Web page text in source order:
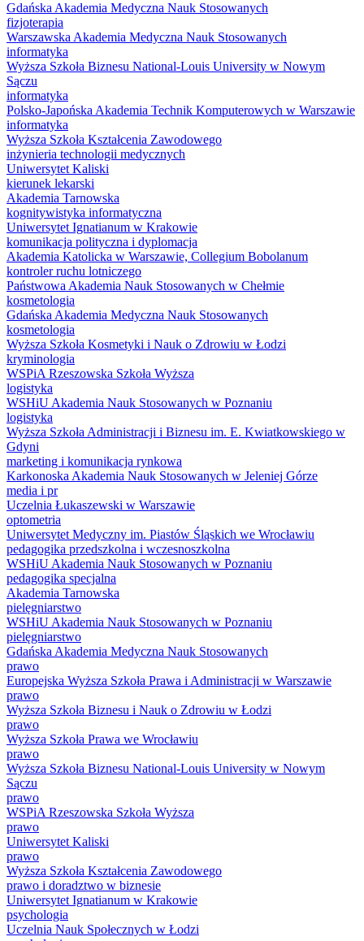
Gdańska Akademia Medyczna Nauk Stosowanych
fizjoterapia
Warszawska Akademia Medyczna Nauk Stosowanych
informatyka
Wyższa Szkoła Biznesu National-Louis University w Nowym
Sączu
informatyka
Polsko-Japońska Akademia Technik Komputerowych w Warszawie
informatyka
Wyższa Szkoła Kształcenia Zawodowego
inżynieria technologii medycznych
Uniwersytet Kaliski
kierunek lekarski
Akademia Tarnowska
kognitywistyka informatyczna
Uniwersytet Ignatianum w Krakowie
komunikacja polityczna i dyplomacja
Akademia Katolicka w Warszawie, Collegium Bobolanum
kontroler ruchu lotniczego
Państwowa Akademia Nauk Stosowanych w Chełmie
kosmetologia
Gdańska Akademia Medyczna Nauk Stosowanych
kosmetologia
Wyższa Szkoła Kosmetyki i Nauk o Zdrowiu w Łodzi
kryminologia
WSPiA Rzeszowska Szkoła Wyższa
logistyka
WSHiU Akademia Nauk Stosowanych w Poznaniu
logistyka
Wyższa Szkoła Administracji i Biznesu im. E. Kwiatkowskiego w
Gdyni
marketing i komunikacja rynkowa
Karkonoska Akademia Nauk Stosowanych w Jeleniej Górze
media i pr
Uczelnia Łukaszewski w Warszawie
optometria
Uniwersytet Medyczny im. Piastów Śląskich we Wrocławiu
pedagogika przedszkolna i wczesnoszkolna
WSHiU Akademia Nauk Stosowanych w Poznaniu
pedagogika specjalna
Akademia Tarnowska
pielęgniarstwo
WSHiU Akademia Nauk Stosowanych w Poznaniu
pielęgniarstwo
Gdańska Akademia Medyczna Nauk Stosowanych
prawo
Europejska Wyższa Szkoła Prawa i Administracji w Warszawie
prawo
Wyższa Szkoła Biznesu i Nauk o Zdrowiu w Łodzi
prawo
Wyższa Szkoła Prawa we Wrocławiu
prawo
Wyższa Szkoła Biznesu National-Louis University w Nowym
Sączu
prawo
WSPiA Rzeszowska Szkoła Wyższa
prawo
Uniwersytet Kaliski
prawo
Wyższa Szkoła Kształcenia Zawodowego
prawo i doradztwo w biznesie
Uniwersytet Ignatianum w Krakowie
psychologia
Uczelnia Nauk Społecznych w Łodzi